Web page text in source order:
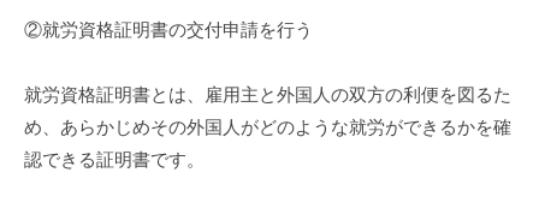
②就労資格証明書の交付申請を行う
就労資格証明書とは、雇用主と外国人の双方の利便を図るた
め、あらかじめその外国人がどのような就労ができるかを確
認できる証明書です。